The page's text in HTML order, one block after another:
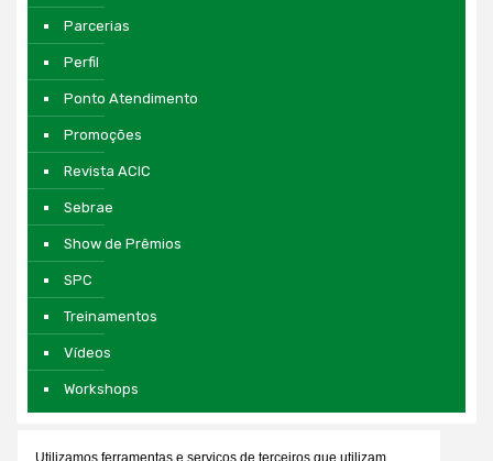
Parcerias
Perfil
Ponto Atendimento
Promoções
Revista ACIC
Sebrae
Show de Prêmios
SPC
Treinamentos
Vídeos
Workshops
Utilizamos ferramentas e serviços de terceiros que utilizam